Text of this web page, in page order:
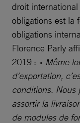
droit
obligations est la
obligations
Florence Parly
2019 : « Même
d’exportation,
conditions. Nous
assortir la
de modules de